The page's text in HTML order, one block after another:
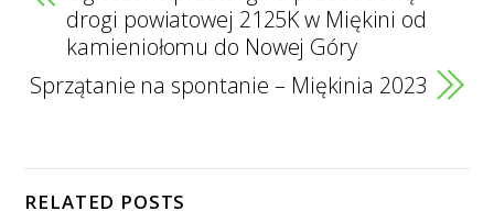
e
b
o
t
s
p
t
t
n
drogi powiatowej 2125K w Miękini od
kamieniołomu do Nowej Góry
Sprzątanie na spontanie – Miękinia 2023
RELATED POSTS